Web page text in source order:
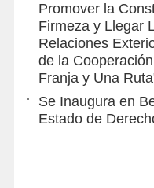
Promover la
Firmeza y Llegar
Relaciones
de la
Franja y Una
Se Inaugura en
Estado de